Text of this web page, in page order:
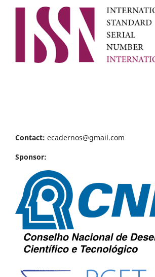
Contact: ecadernos@gmail.com
Sponsor: